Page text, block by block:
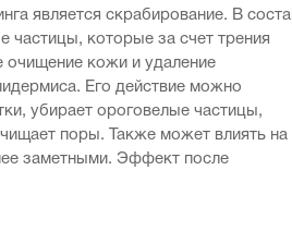
является скрабирование. В
частицы, которые за счет трения
очищение кожи и удаление
Его действие можно
убирает ороговелые частицы,
поры. Также может влиять на
заметными. Эффект после